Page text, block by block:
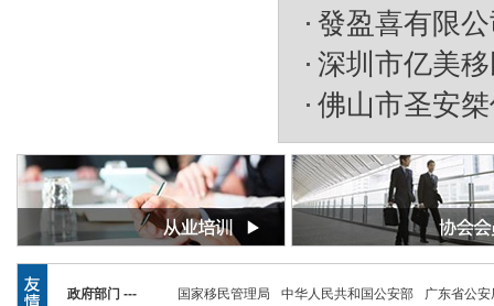
發盈喜有限
深圳市亿美
佛山市圣安
政府部门 --- 国家移民管理局 中华人民共和国公安部 广东省公